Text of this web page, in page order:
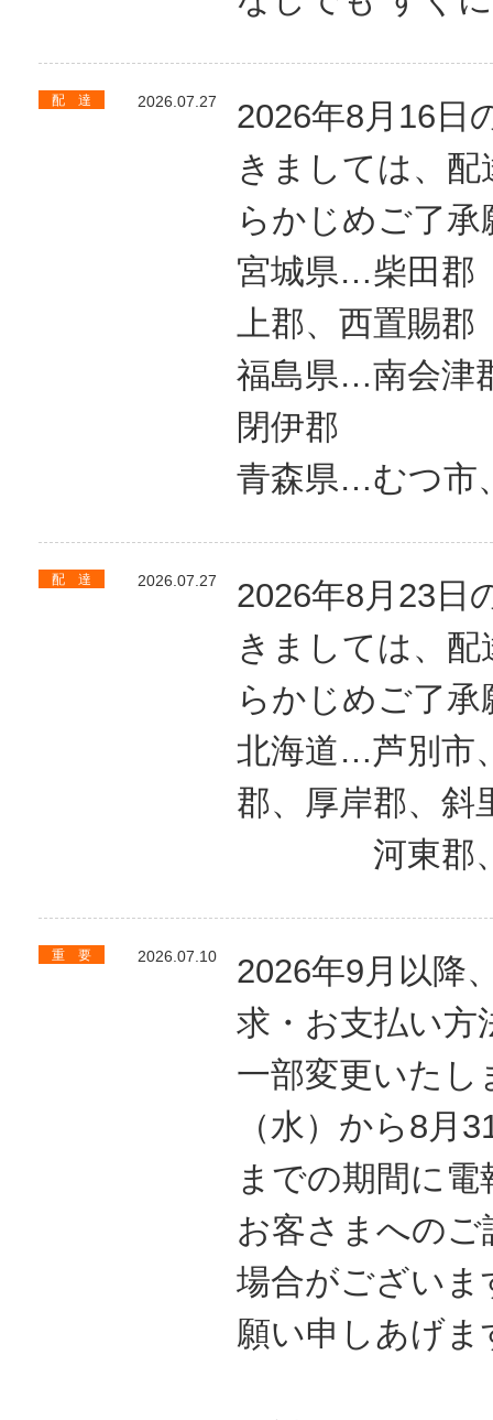
配 達 2026.07.27
2026年8月16日
きましては、
らかじめご了
宮城県
上郡、西置賜郡
福島県…
閉伊郡
青森県…むつ市
配 達 2026.07.27
2026年8月23日
きましては、
らかじめご了
北海道…芦別市
郡、厚岸郡、斜
河東郡、勇
重 要 2026.07.10
2026年9月以降
求・お支払い方
一部変更いたし
（水）から8月
までの期間に
お客さまへの
場合がございま
願い申しあげま